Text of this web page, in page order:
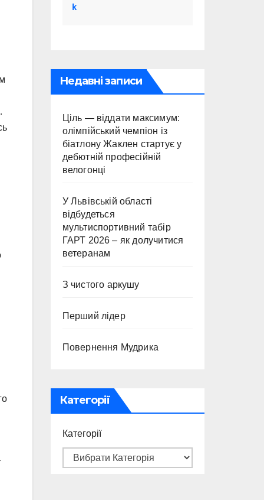
k
Недавні записи
Ціль — віддати максимум:
олімпійський чемпіон із
біатлону Жаклен стартує у
дебютній професійній
велогонці
У Львівській області
відбудеться
мультиспортивний табір
ГАРТ 2026 – як долучитися
ветеранам
З чистого аркушу
Перший лідер
Повернення Мудрика
Категорії
Категорії